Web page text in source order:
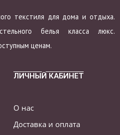
текстиля для дома и отдыха.
белья класса люкс.
ценам.
ЛИЧНЫЙ КАБИНЕТ
О нас
Доставка и оплата